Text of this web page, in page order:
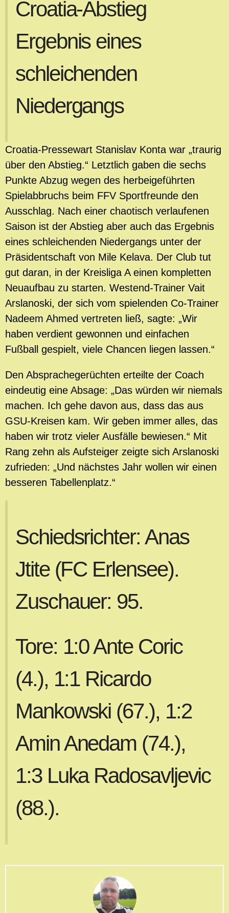
Croatia-Abstieg
Ergebnis eines
schleichenden
Niedergangs
Croatia-Pressewart Stanislav Konta war „traurig
über den Abstieg.“ Letztlich gaben die sechs
Punkte Abzug wegen des herbeigeführten
Spielabbruchs beim FFV Sportfreunde den
Ausschlag. Nach einer chaotisch verlaufenen
Saison ist der Abstieg aber auch das Ergebnis
eines schleichenden Niedergangs unter der
Präsidentschaft von Mile Kelava. Der Club tut
gut daran, in der Kreisliga A einen kompletten
Neuaufbau zu starten. Westend-Trainer Vait
Arslanoski, der sich vom spielenden Co-Trainer
Nadeem Ahmed vertreten ließ, sagte: „Wir
haben verdient gewonnen und einfachen
Fußball gespielt, viele Chancen liegen lassen.“
Den Absprachegerüchten erteilte der Coach
eindeutig eine Absage: „Das würden wir niemals
machen. Ich gehe davon aus, dass das aus
GSU-Kreisen kam. Wir geben immer alles, das
haben wir trotz vieler Ausfälle bewiesen.“ Mit
Rang zehn als Aufsteiger zeigte sich Arslanoski
zufrieden: „Und nächstes Jahr wollen wir einen
besseren Tabellenplatz.“
Schiedsrichter: Anas
Jtite (FC Erlensee).
Zuschauer: 95.
Tore: 1:0 Ante Coric
(4.), 1:1 Ricardo
Mankowski (67.), 1:2
Amin Anedam (74.),
1:3 Luka Radosavljevic
(88.).